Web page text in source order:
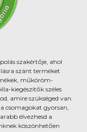
szakértője, ahol
szánt terméket
műköröm-
kiegészítők széles
amire szükséged van.
csomagokat gyorsan,
élvezhesd a
köszönhetően